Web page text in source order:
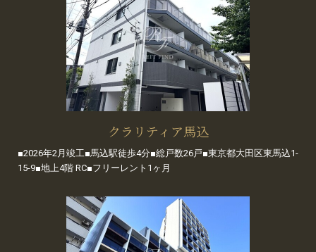
クラリティア馬込
■2026年2月竣工■馬込駅徒歩4分■総戸数26戸■東京都大田区東馬込1-
15-9■地上4階 RC■フリーレント1ヶ月